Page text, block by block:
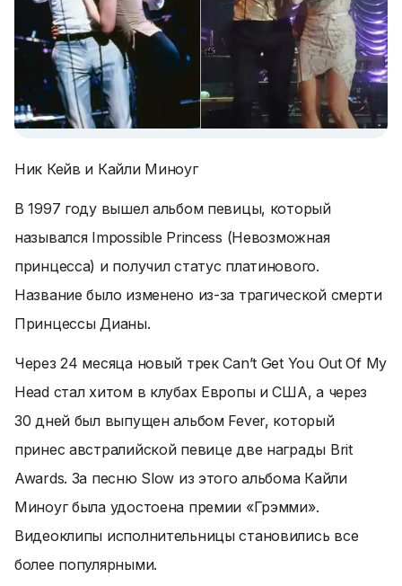
Ник Кейв и Кайли Миноуг
В 1997 году вышел альбом певицы, который
назывался Impossible Princess (Невозможная
принцесса) и получил статус платинового.
Название было изменено из-за трагической смерти
Принцессы Дианы.
Через 24 месяца новый трек Can’t Get You Out Of My
Head стал хитом в клубах Европы и США, а через
30 дней был выпущен альбом Fever, который
принес австралийской певице две награды Brit
Awards. За песню Slow из этого альбома Кайли
Миноуг была удостоена премии «Грэмми».
Видеоклипы исполнительницы становились все
более популярными.